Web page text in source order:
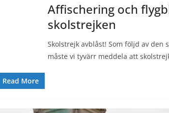
Affischering och
skolstrejken
Skolstrejk avblåst! Som följd av den
måste vi tyvärr meddela att
Read More